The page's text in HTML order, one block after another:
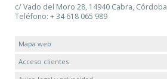
c/ Vado del Moro 28, 14940 Cabra, Córdoba
Teléfono: + 34 618 065 989
Mapa web
Acceso clientes